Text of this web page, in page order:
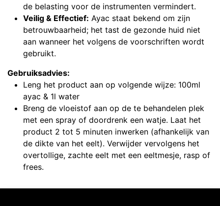
de belasting voor de instrumenten vermindert.
Veilig & Effectief: Ayac staat bekend om zijn
betrouwbaarheid; het tast de gezonde huid niet
aan wanneer het volgens de voorschriften wordt
gebruikt.
Gebruiksadvies:
Leng het product aan op volgende wijze: 100ml
ayac & 1l water
Breng de vloeistof aan op de te behandelen plek
met een spray of doordrenk een watje. Laat het
product 2 tot 5 minuten inwerken (afhankelijk van
de dikte van het eelt). Verwijder vervolgens het
overtollige, zachte eelt met een eeltmesje, rasp of
frees.